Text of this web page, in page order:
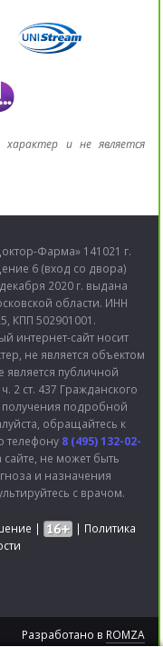
и не является
Фарма» 141021 г.
6 (вход со двора)
2020 г. выдана
области. ИНН
КПП 502901001.
интернет-сайт носит
не является объектом
является публичной
2 ст. 437 Гражданского
подробной
обращайтесь к
телефону 8 (495) 132-02-
не может быть
и назначения
с врачом.
| | Политика
Разработано в ROMZA